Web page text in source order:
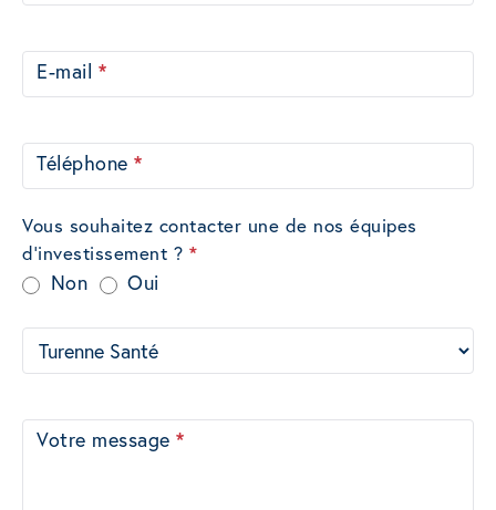
E-mail *
Téléphone *
Vous souhaitez contacter une de nos équipes
d'investissement ? *
Non Oui
Votre message *